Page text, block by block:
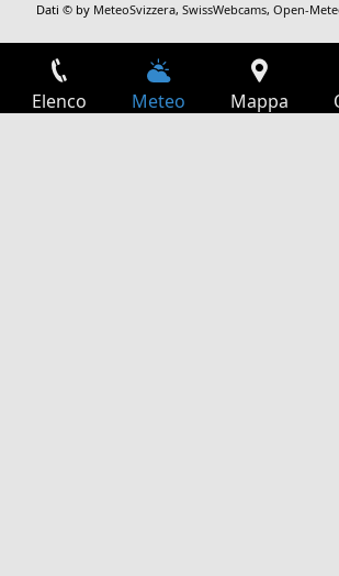
Dati © by MeteoSvizzera,SwissWebcams,Open-
Elenco Meteo Mappa